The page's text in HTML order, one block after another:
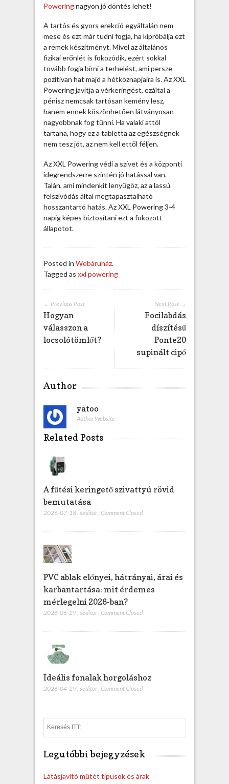
n
e
h
a
t
a
p
a
s
z
l
k
g
s
e
z
Poweringnagyon jó döntés lehet!
A tartós és gyors erekció egyáltalán nem
mese és ezt már tudni fogja, ha kipróbálja ezt
a remek készítményt. Mivel az általános
fizikai erőnlét is fokozódik, ezért sokkal
tovább fogja bírni a terhelést, ami persze
pozitívan hat majd a hétköznapjaira is.Az XXL
Powering javítja a vérkeringést, ezáltal a
pénisz nemcsak tartósan kemény lesz,
hanem ennek köszönhetően látványosan
nagyobbnak fog tűnni. Ha valaki attól
tartana, hogy ez a tabletta az egészségnek
nem tesz jót, az nem kell ettől féljen.
Az XXL Powering védi a szívet és a központi
idegrendszerre szintén jó hatással van.
Talán, ami mindenkit lenyűgöz, az a lassú
felszívódás által megtapasztalható
hosszantartó hatás. Az XXL Powering 3-4
napig képes biztosítani ezt a fokozott
állapotot.
Posted in Webáruház.
Tagged as xxl powering
Next Post →
Focilabdás
díszítésű
Ponte20
supinált cipő
← Previous Post
Hogyan
válasszon a
locsolótömlőt?
Author
yatoo
Author Website
Related Posts
A fűtési keringető szivattyú rövid
bemutatása
2026-07-18 seditor Comment Closed
PVC ablak előnyei, hátrányai, árai és
karbantartása: mit érdemes
mérlegelni 2026-ban?
2026-06-29, seditor, Comment Closed
Ideális fonalak horgoláshoz
2026-04-29 seditor Comment Closed
e
Legutóbbi bejegyzések
Látásjavító műtét típusok és árak